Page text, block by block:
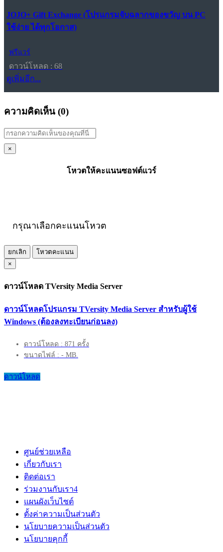
JOJO+ Gift Exchange (โปรแกรมจับฉลากของขวัญ บน PC
ใช้ง่าย ได้ทุกโอกาส)
ฟรีแวร์
ดาวน์โหลด : 68
ดูเพิ่มอีก...
ความคิดเห็น (0)
×
โหวตให้คะแนนซอฟต์แวร์
กรุณาเลือกคะแนนโหวต
ยกเลิก
โหวตคะแนน
×
ดาวน์โหลด TVersity Media Server
ดาวน์โหลดโปรแกรม TVersity Media Server สำหรับผู้ใช้
Windows (ต้องลงทะเบียนก่อนลง)
ดาวน์โหลด : 871 ครั้ง
ขนาดไฟล์ : - MB.
ดาวน์โหลด
ศูนย์ช่วยเหลือ
เกี่ยวกับเรา
ติดต่อเรา
ร่วมงานกับเรา4
แผนผังเว็บไซต์
ตั้งค่าความเป็นส่วนตัว
นโยบายความเป็นส่วนตัว
นโยบายคุกกี้